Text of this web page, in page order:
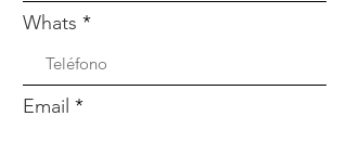
Whats
Email